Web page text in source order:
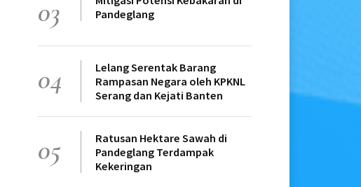
03
Pandeglang
04
Lelang Serentak Barang
Rampasan Negara oleh KPKNL
Serang dan Kejati Banten
05
Ratusan Hektare Sawah di
Pandeglang Terdampak
Kekeringan